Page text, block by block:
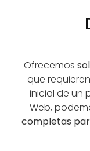
Ofrecemos
que
inicial de un
Web,
completas